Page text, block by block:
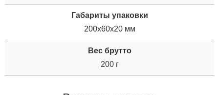
Габариты упаковки
200x60x20 мм
Вес брутто
200 г